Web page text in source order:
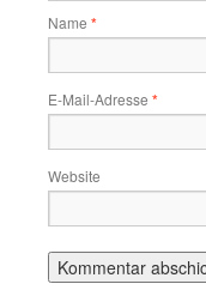
Name *
E-Mail-Adresse *
Website